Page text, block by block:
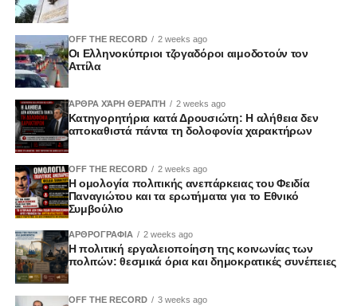
OFF THE RECORD 2 weeks ago
Οι Ελληνοκύπριοι τζογαδόροι αιμοδοτούν τον
Αττίλα
ΆΡΘΡΑ ΧΆΡΗ ΘΕΡΑΠΉ 2 weeks ago
Κατηγορητήρια κατά Δρουσιώτη: Η αλήθεια δεν
αποκαθιστά πάντα τη δολοφονία χαρακτήρων
OFF THE RECORD 2 weeks ago
Η ομολογία πολιτικής ανεπάρκειας του Φειδία
Παναγιώτου και τα ερωτήματα για το Εθνικό
Συμβούλιο
ΑΡΘΡΟΓΡΑΦΙΑ 2 weeks ago
Η πολιτική εργαλειοποίηση της κοινωνίας των
πολιτών: θεσμικά όρια και δημοκρατικές συνέπειες
OFF THE RECORD 3 weeks ago